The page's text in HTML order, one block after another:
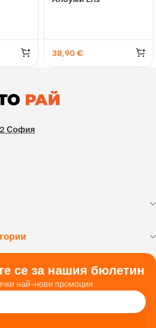
38,90 €
София
се за нашия бюлетин
най-нови промоции.